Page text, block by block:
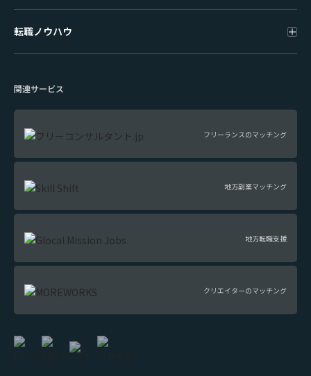
転職ノウハウ
関連サービス
フリーランスのマッチング
地方副業マッチング
地方転職支援
クリエイターのマッチング